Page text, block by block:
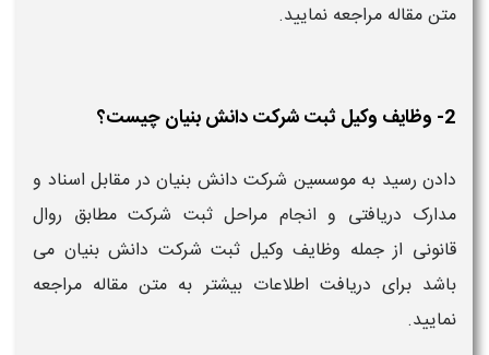
متن مقاله مراجعه نمایید.
2- وظایف وکیل ثبت شرکت دانش بنیان چیست؟
دادن رسید به موسسین شرکت دانش بنیان در مقابل اسناد و
مدارک دریافتی و انجام مراحل ثبت شرکت مطابق روال
قانونی از جمله وظایف وکیل ثبت شرکت دانش بنیان می
باشد برای دریافت اطلاعات بیشتر به متن مقاله مراجعه
نمایید.